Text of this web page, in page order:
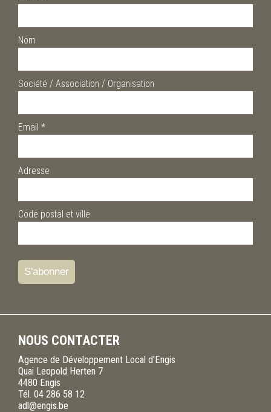
Nom
Société / Association / Organisation
Email *
Adresse
Code postal et ville
NOUS CONTACTER
Agence de Développement Local d'Engis
Quai Leopold Herten 7
4480 Engis
Tél. 04 286 58 12
adl@engis.be